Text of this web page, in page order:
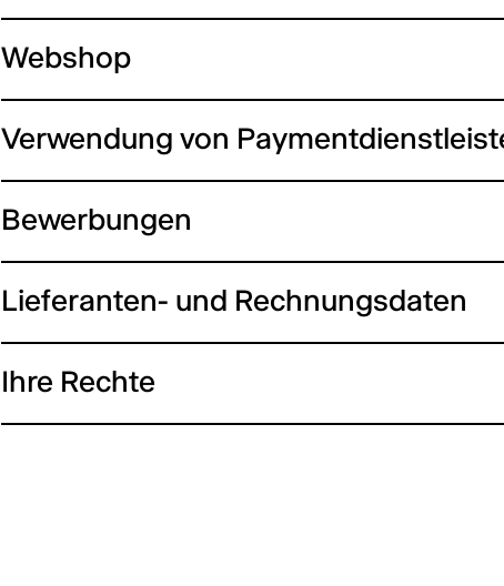
Webshop
Verwendung von
Bewerbungen
Lieferanten- und Rechnungsdaten
Ihre Rechte